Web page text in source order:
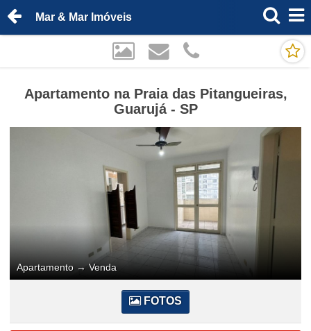
Mar & Mar Imóveis
Apartamento na Praia das Pitangueiras,
Guarujá - SP
Apartamento→Venda
FOTOS